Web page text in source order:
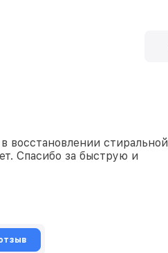
восстановлении стиральной
Спасибо за быструю и